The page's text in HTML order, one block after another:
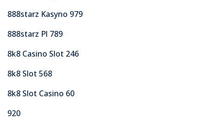
888starz Kasyno 979
888starz Pl 789
8k8 Casino Slot 246
8k8 Slot 568
8k8 Slot Casino 60
920